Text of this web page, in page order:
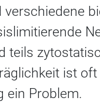
teils
ist
ein Problem.